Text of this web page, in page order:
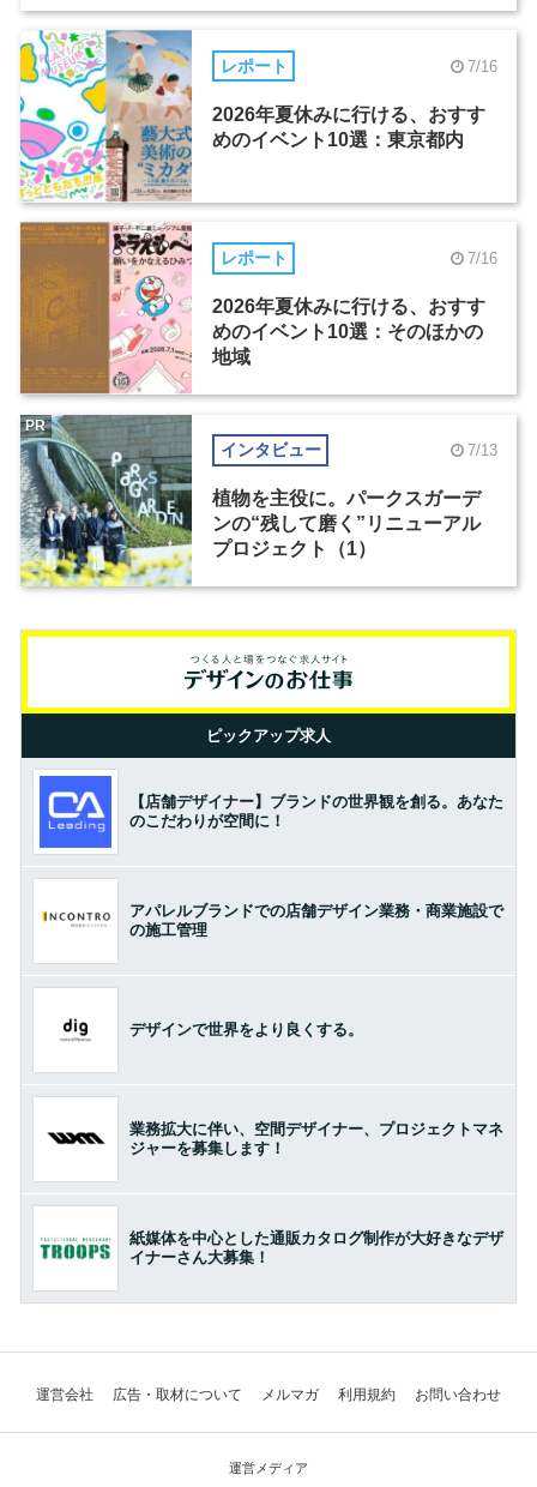
レポート 7/16
2026年夏休みに行ける、おすす
めのイベント10選：東京都内
レポート 7/16
2026年夏休みに行ける、おすす
めのイベント10選：そのほかの
地域
インタビュー 7/13
植物を主役に。パークスガーデ
ンの“残して磨く”リニューアル
プロジェクト（1）
PR
ピックアップ求人
【店舗デザイナー】ブランドの世界観を創る。あなた
のこだわりが空間に！
アパレルブランドでの店舗デザイン業務・商業施設で
の施工管理
デザインで世界をより良くする。
業務拡大に伴い、空間デザイナー、プロジェクトマネ
ジャーを募集します！
紙媒体を中心とした通販カタログ制作が大好きなデザ
イナーさん大募集！
運営会社 広告・取材について メルマガ 利用規約 お問い合わせ
運営メディア